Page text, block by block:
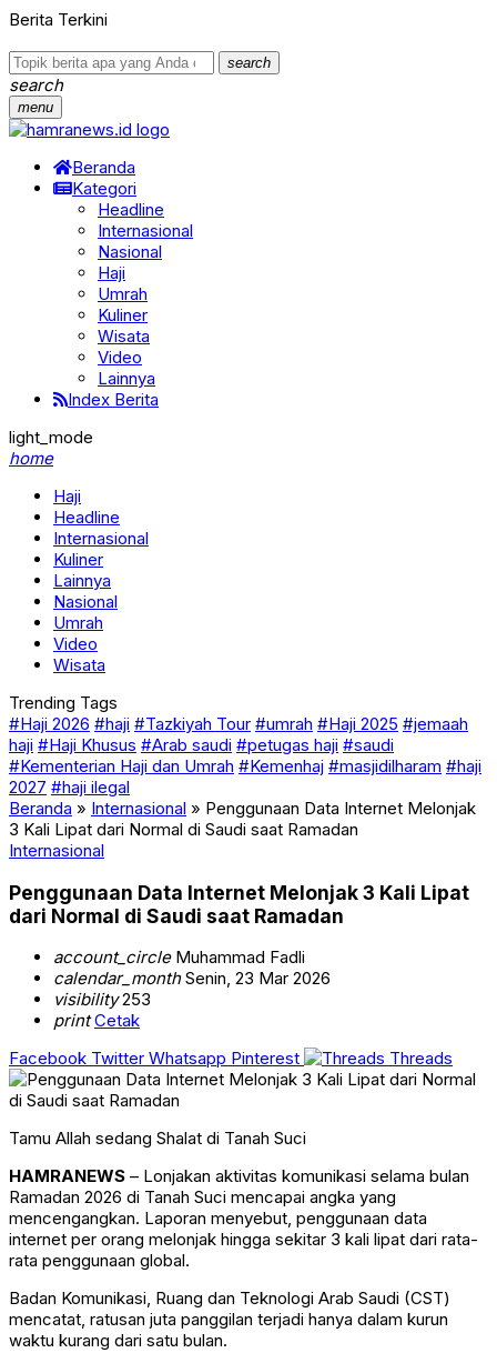
Berita Terkini
search
search
menu
Beranda
Kategori
Headline
Internasional
Nasional
Haji
Umrah
Kuliner
Wisata
Video
Lainnya
Index Berita
light_mode
home
Haji
Headline
Internasional
Kuliner
Lainnya
Nasional
Umrah
Video
Wisata
Trending Tags
#Haji 2026 #haji #Tazkiyah Tour #umrah #Haji 2025 #jemaah
haji #Haji Khusus #Arab saudi #petugas haji #saudi
#Kementerian Haji dan Umrah #Kemenhaj #masjidilharam #haji
2027 #haji ilegal
Beranda » Internasional » Penggunaan Data Internet Melonjak
3 Kali Lipat dari Normal di Saudi saat Ramadan
Internasional
Penggunaan Data Internet Melonjak 3 Kali Lipat
dari Normal di Saudi saat Ramadan
account_circleMuhammad Fadli
calendar_monthSenin, 23 Mar 2026
visibility253
print Cetak
Facebook Twitter Whatsapp Pinterest Threads
Tamu Allah sedang Shalat di Tanah Suci
HAMRANEWS – Lonjakan aktivitas komunikasi selama bulan
Ramadan 2026 di Tanah Suci mencapai angka yang
mencengangkan. Laporan menyebut, penggunaan data
internet per orang melonjak hingga sekitar 3 kali lipat dari rata-
rata penggunaan global.
Badan Komunikasi, Ruang dan Teknologi Arab Saudi (CST)
mencatat, ratusan juta panggilan terjadi hanya dalam kurun
waktu kurang dari satu bulan.